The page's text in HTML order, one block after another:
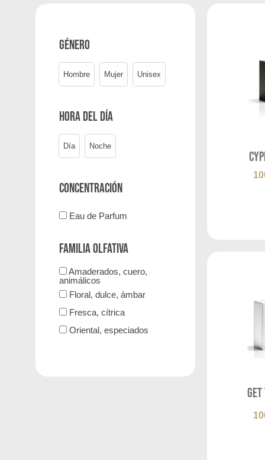
Género
Hombre Mujer Unisex
Hora del día
Día Noche
Concentración
Eau de Parfum
Familia olfativa
Amaderados, cuero,
animálicos
Floral, dulce, ámbar
Fresca, cítrica
Oriental, especiados
Get